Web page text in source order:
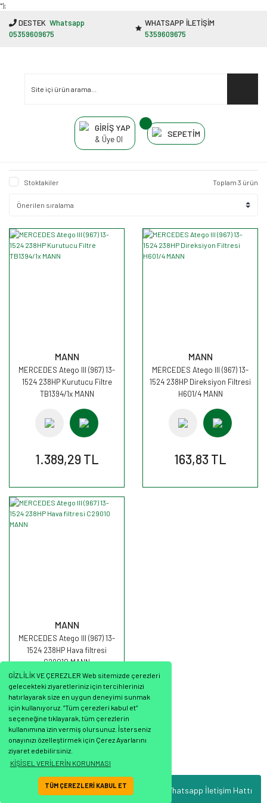
GİZLİLİK VE ÇEREZLER Web sitemizde çerezleri
gelecekteki ziyaretleriniz için tercihlerinizi
hatırlayarak size en uygun deneyimi sunmak
için kullanıyoruz. “Tüm çerezleri kabul et”
seçeneğine tıklayarak, tüm çerezlerin
kullanımına izin vermiş olursunuz. İsterseniz
onayınızı özelleştirmek için Çerez Ayarlarını
ziyaret edebilirsiniz.
KİŞİSEL VERİLERİN KORUNMASI
TÜM ÇEREZLERİ KABUL ET
"');
Whatsapp İletişim Hattı
DESTEK Whatsapp
05359609675
WHATSAPP İLETİŞİM
5359609675
GİRİŞ YAP
& Üye Ol
SEPETİM
Stoktakiler Toplam 3 ürün
MANN
MERCEDES Atego III (967) 13-
1524 238HP Kurutucu Filtre
TB1394/1x MANN
1.389,29 TL
MANN
MERCEDES Atego III (967) 13-
1524 238HP Direksiyon Filtresi
H601/4 MANN
163,83 TL
MANN
MERCEDES Atego III (967) 13-
1524 238HP Hava filtresi
C29010 MANN
2.199,71 TL